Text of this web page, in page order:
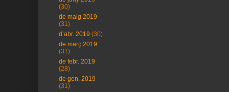
(30)
de maig 2019
(31)
d’abr. 2019 (30)
de març 2019
(31)
de febr. 2019
(28)
de gen. 2019
(31)